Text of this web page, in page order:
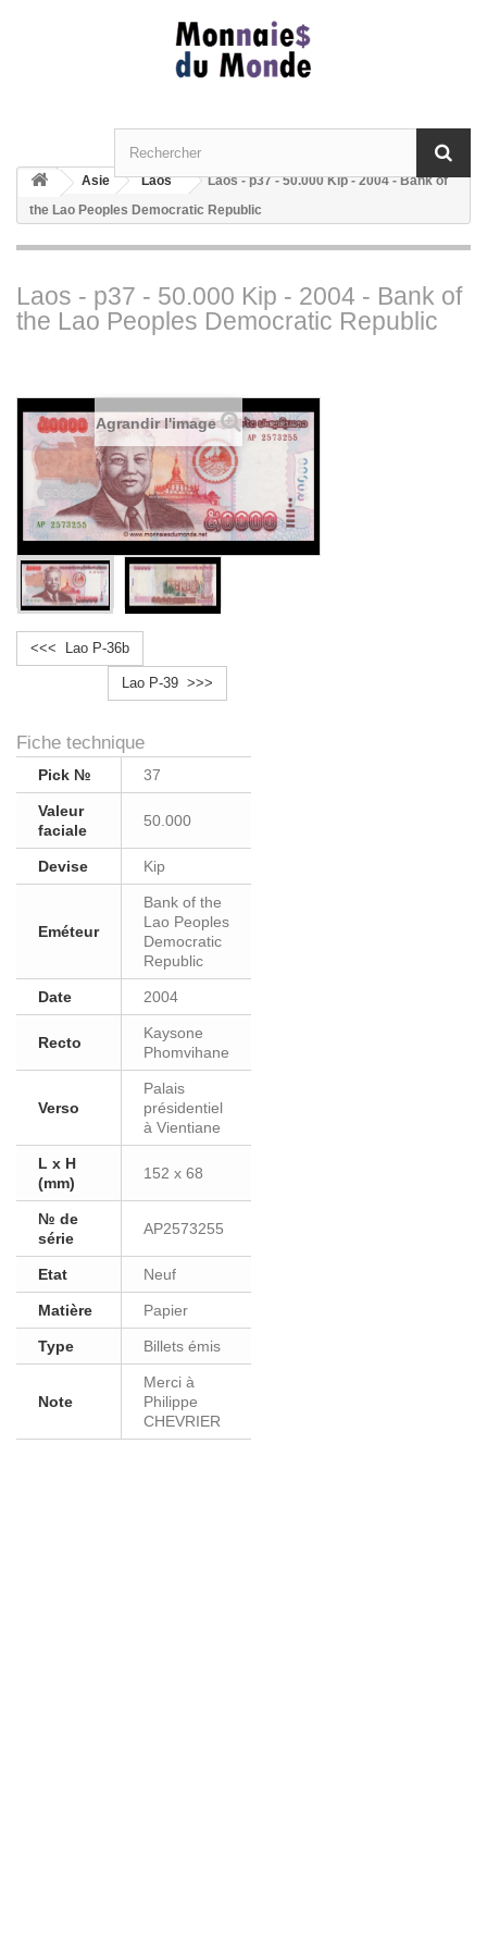
Asie Laos
Laos - p37 - 50.000 Kip - 2004 - Bank of
the Lao Peoples Democratic Republic
Laos - p37 - 50.000 Kip - 2004 - Bank of
the Lao Peoples Democratic Republic
Agrandir l'image
<<< Lao P-36b
Lao P-39 >>>
Fiche technique
Pick № 37
Valeur
faciale
50.000
Devise Kip
Eméteur
Bank of the
Lao Peoples
Democratic
Republic
Date 2004
Recto
Kaysone
Phomvihane
Verso
Palais
présidentiel
à Vientiane
L x H
(mm)
152 x 68
№ de
série
AP2573255
Etat Neuf
Matière Papier
Type Billets émis
Note
Merci à
Philippe
CHEVRIER